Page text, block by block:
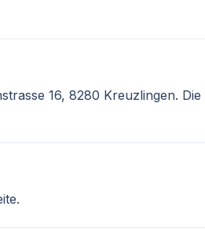
16, 8280 Kreuzlingen. Die